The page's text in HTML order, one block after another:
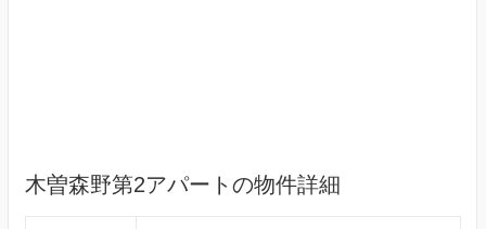
木曽森野第2アパートの物件詳細